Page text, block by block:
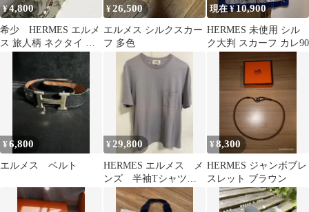
¥4,800
希少 HERMES エルメ
ス 旅人柄 ネクタイ シ
ルク100% ベージュ 総
¥26,500
エルメス シルクスカー
フ 多色
現在 ¥10,900
HERMES 未使用 シル
ク大判 スカーフ カレ90
¥6,800
エルメス ベルト
¥ 29,800
HERMES エルメス メ
ンズ 半袖Tシャツ
サイズ L
¥8,300
HERMES ジャンボブレ
スレット ブラウン